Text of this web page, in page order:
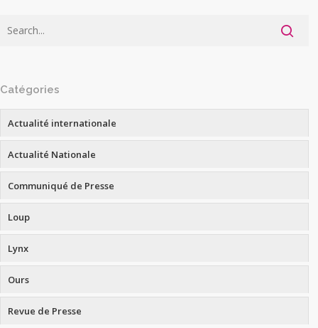
Catégories
Actualité internationale
Actualité Nationale
Communiqué de Presse
Loup
Lynx
Ours
Revue de Presse